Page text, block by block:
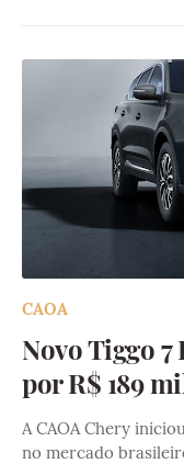
CAOA
Novo Tiggo
por R$ 189
A CAOA Chery
no mercado